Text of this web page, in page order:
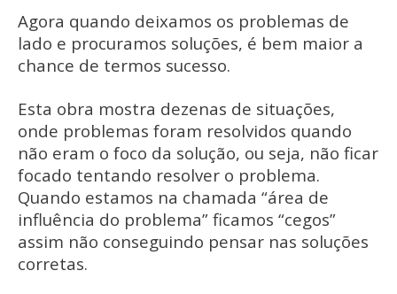
Agora quando deixamos os problemas de
lado e procuramos soluções, é bem maior a
chance de termos sucesso.
Esta obra mostra dezenas de situações,
onde problemas foram resolvidos quando
não eram o foco da solução, ou seja, não ficar
focado tentando resolver o problema.
Quando estamos na chamada “área de
influência do problema” ficamos “cegos”
assim não conseguindo pensar nas soluções
corretas.